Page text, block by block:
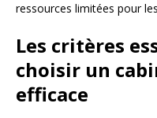
ressources limitées pour
Les critères
choisir un
efficace